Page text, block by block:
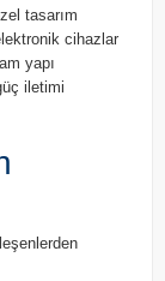
tasarım
cihazlar
yapı
iletimi